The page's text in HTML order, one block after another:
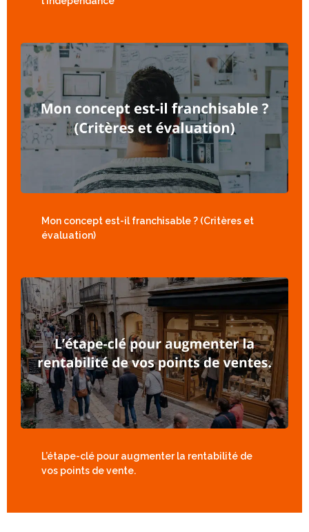
Mon concept est-il franchisable ? (Critères et
évaluation)
L’étape-clé pour augmenter la rentabilité de
vos points de vente.